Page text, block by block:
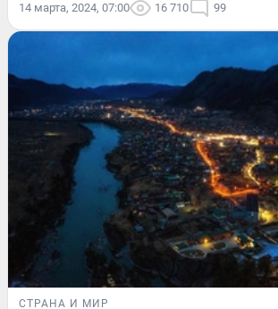
14 марта, 2024, 07:00 16 710 99
СТРАНА И МИР